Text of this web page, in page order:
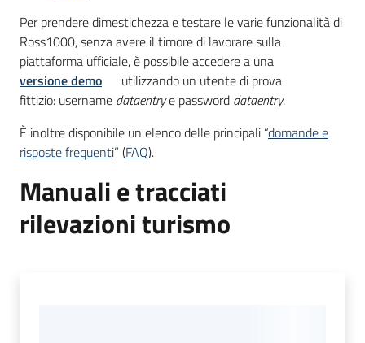
Per prendere dimestichezza e testare le varie funzionalità di
Ross1000, senza avere il timore di lavorare sulla
piattaforma ufficiale, è possibile accedere a una
versione demo
utilizzando un utente di prova
fittizio: username dataentrye password dataentry.
È inoltre disponibile un elenco delle principali “domande e
risposte frequenti” (FAQ).
Manuali e tracciati
rilevazioni turismo